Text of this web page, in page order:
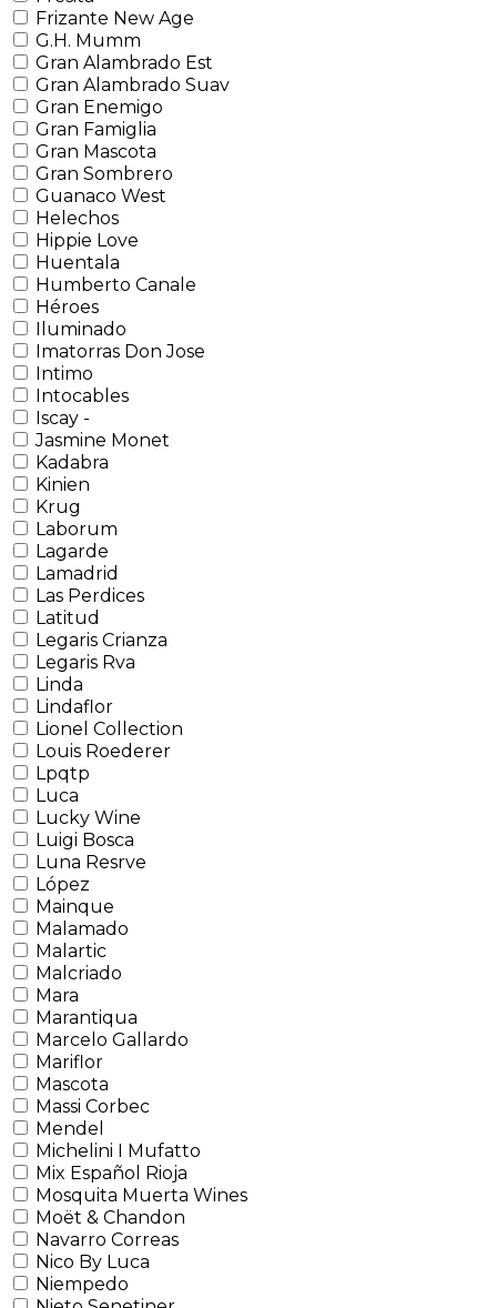
Frizante New Age
G.H. Mumm
Gran Alambrado Est
Gran Alambrado Suav
Gran Enemigo
Gran Famiglia
Gran Mascota
Gran Sombrero
Guanaco West
Helechos
Hippie Love
Huentala
Humberto Canale
Héroes
Iluminado
Imatorras Don Jose
Intimo
Intocables
Iscay -
Jasmine Monet
Kadabra
Kinien
Krug
Laborum
Lagarde
Lamadrid
Las Perdices
Latitud
Legaris Crianza
Legaris Rva
Linda
Lindaflor
Lionel Collection
Louis Roederer
Lpqtp
Luca
Lucky Wine
Luigi Bosca
Luna Resrve
López
Mainque
Malamado
Malartic
Malcriado
Mara
Marantiqua
Marcelo Gallardo
Mariflor
Mascota
Massi Corbec
Mendel
Michelini I Mufatto
Mix Español Rioja
Mosquita Muerta Wines
Moët & Chandon
Navarro Correas
Nico By Luca
Niempedo